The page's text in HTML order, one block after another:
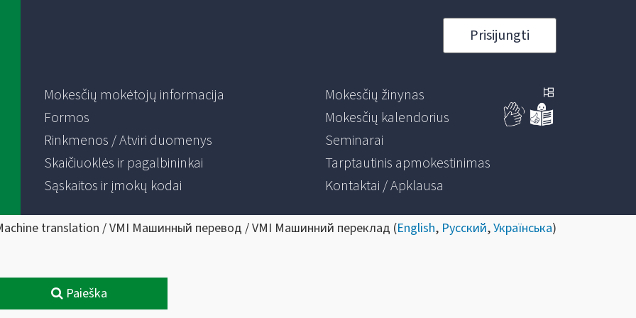
Prisijungti
Mokesčių mokėtojų informacija
Formos
Rinkmenos / Atviri duomenys
Skaičiuoklės ir pagalbininkai
Sąskaitos ir įmokų kodai
Mokesčių žinynas
Mokesčių kalendorius
Seminarai
Tarptautinis apmokestinimas
Kontaktai / Apklausa
translation / VMI Машинный перевод / VMI Машинний переклад (English, Русский,Українська)
Paieška